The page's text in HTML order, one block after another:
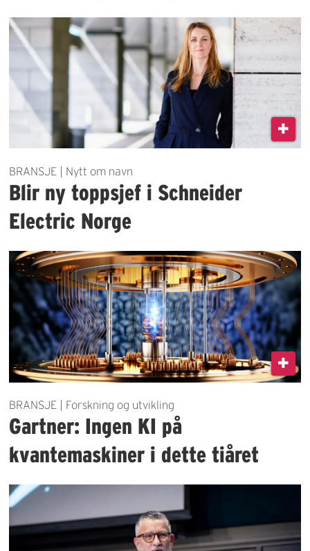
BRANSJE | Nytt om navn
Blir ny toppsjef i Schneider
Electric Norge
BRANSJE | Forskning og utvikling
Gartner: Ingen KI på
kvantemaskiner i dette tiåret